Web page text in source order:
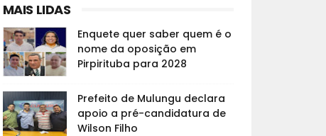
MAIS LIDAS
Enquete quer saber quem é o
nome da oposição em
Pirpirituba para 2028
Prefeito de Mulungu declara
apoio a pré-candidatura de
Wilson Filho